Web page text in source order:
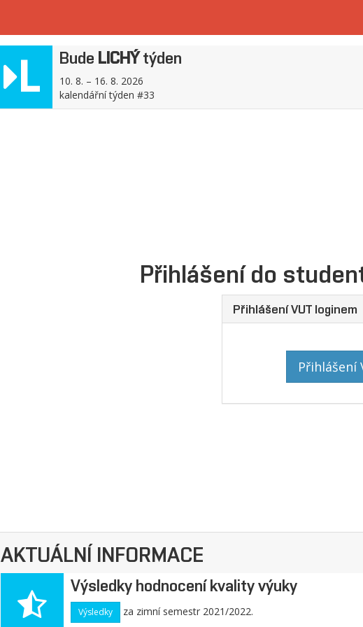
L Bude LICHÝtýden
10. 8. – 16. 8. 2026
kalendářní týden #33
Přihlášení do
Přihlášení VUT loginem
Přihlášení
AKTUÁLNÍ INFORMACE
Výsledky hodnocení kvality výuky
Výsledky za zimní semestr 2021/2022.